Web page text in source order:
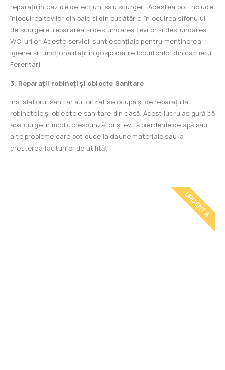
reparații în caz de defecțiuni sau scurgeri. Acestea pot include
înlocuirea țevilor din baie și din bucătărie, înlocuirea sifonului
de scurgere, repararea și desfundarea țevilor și desfundarea
WC-urilor. Aceste servicii sunt esențiale pentru menținerea
igienei și funcționalității în gospodăriile locuitorilor din cartierul
Ferentari.
3. Reparații robineți și obiecte Sanitare
Instalatorul sanitar autorizat se ocupă și de reparații la
robinetele și obiectele sanitare din casă. Acest lucru asigură că
apa curge în mod corespunzător și evită pierderile de apă sau
alte probleme care pot duce la daune materiale sau la
creșterea facturilor de utilități.
URGENTA